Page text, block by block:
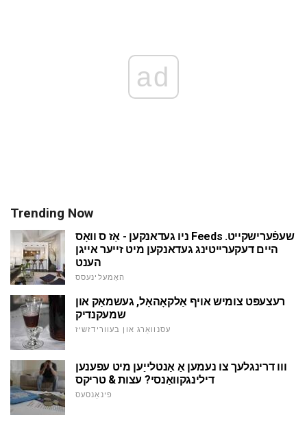
ad
Trending Now
ניו געדאנקען - אַז ס וואָס Feeds שעפֿערישקייט.
היים דעקערייטינג געדאנקען מיט זייער אייגן
הענט
האָמעלינעסס
רעצעפּט צומיש אויף אַלקאָהאָל, געשמאַק און
שמעקנדיק
עסנוואַרג און בעוורידזשיז
ווו דרינגלעך צו נעמען אַ אַנטלייַען מיט עפענען
דילינגקוואַנסי? עצות & טריקס
פינאַנסעס